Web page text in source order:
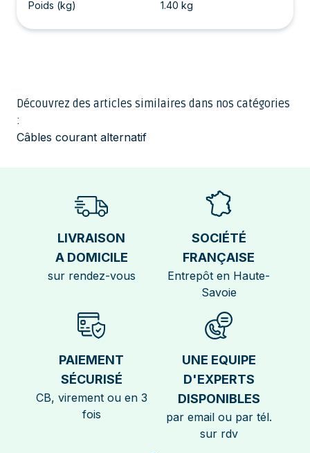
Poids (kg) 1.40 kg
Découvrez des articles similaires dans nos catégories
:
Câbles courant alternatif
LIVRAISON
A DOMICILE
sur rendez-vous
SOCIÉTÉ
FRANÇAISE
Entrepôt en Haute-
Savoie
PAIEMENT
SÉCURISÉ
CB, virement ou en 3
fois
UNE EQUIPE
D'EXPERTS
DISPONIBLES
par email ou par tél.
sur rdv